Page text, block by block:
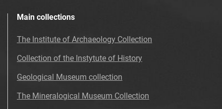
Main collections
The Institute of Archaeology Collection
Collection of the Instytute of History
Geological Museum collection
The Mineralogical Museum Collection